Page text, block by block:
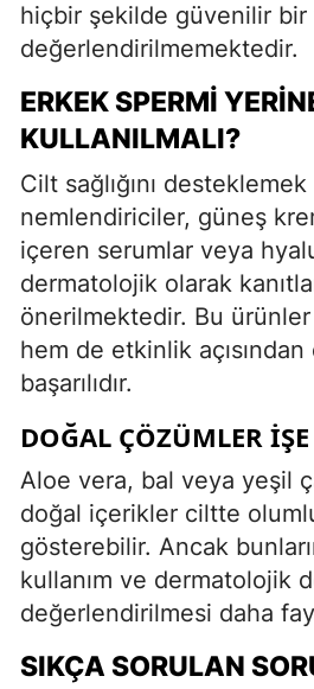
hiçbir şekilde güvenilir
değerlendirilmemektedir.
ERKEK SPERMI
KULLANILMALI?
Cilt sağlığını
nemlendiriciler, güneş
içeren serumlar veya
dermatolojik olarak
önerilmektedir. Bu
hem de etkinlik
başarılıdır.
DOĞAL ÇÖZÜMLER
Aloe vera, bal veya yeşil
doğal içerikler ciltte
gösterebilir. Ancak
kullanım ve dermatolojik
değerlendirilmesi daha
SIKÇA SORULAN